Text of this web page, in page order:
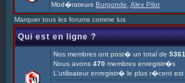
Mod�rateurs Burgonde Alex Pilot
Marquer tous les forums comme lus
Qui est en ligne ?
Nos membres ont post� un total de 5361
Nous avons 470 membres enregistr�s
L'utilisateur enregistr� le plus r�cent est